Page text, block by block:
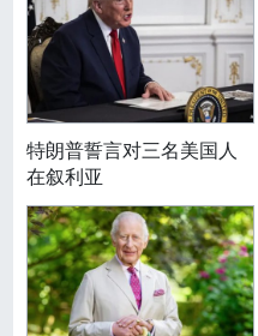
特朗普誓言对三名美国人
在叙利亚